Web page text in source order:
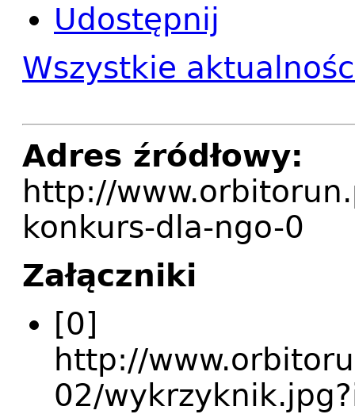
Udostępnij
Wszystkie
Adres źródłowy:
http://
konkurs-dla-ngo-0
Załączniki
[0]
http://
02/